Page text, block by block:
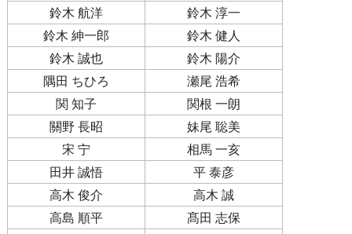
鈴木 航洋
鈴木 淳一
鈴木 紳一郎
鈴木 健人
鈴木 誠也
鈴木 陽介
隅田 ちひろ
瀬尾 浩希
関 知子
関根 一朗
關野 長昭
妹尾 聡美
宋 宁
相馬 一亥
田井 誠悟
平 泰彦
高木 俊介
高木 誠
高島 順平
髙田 志保